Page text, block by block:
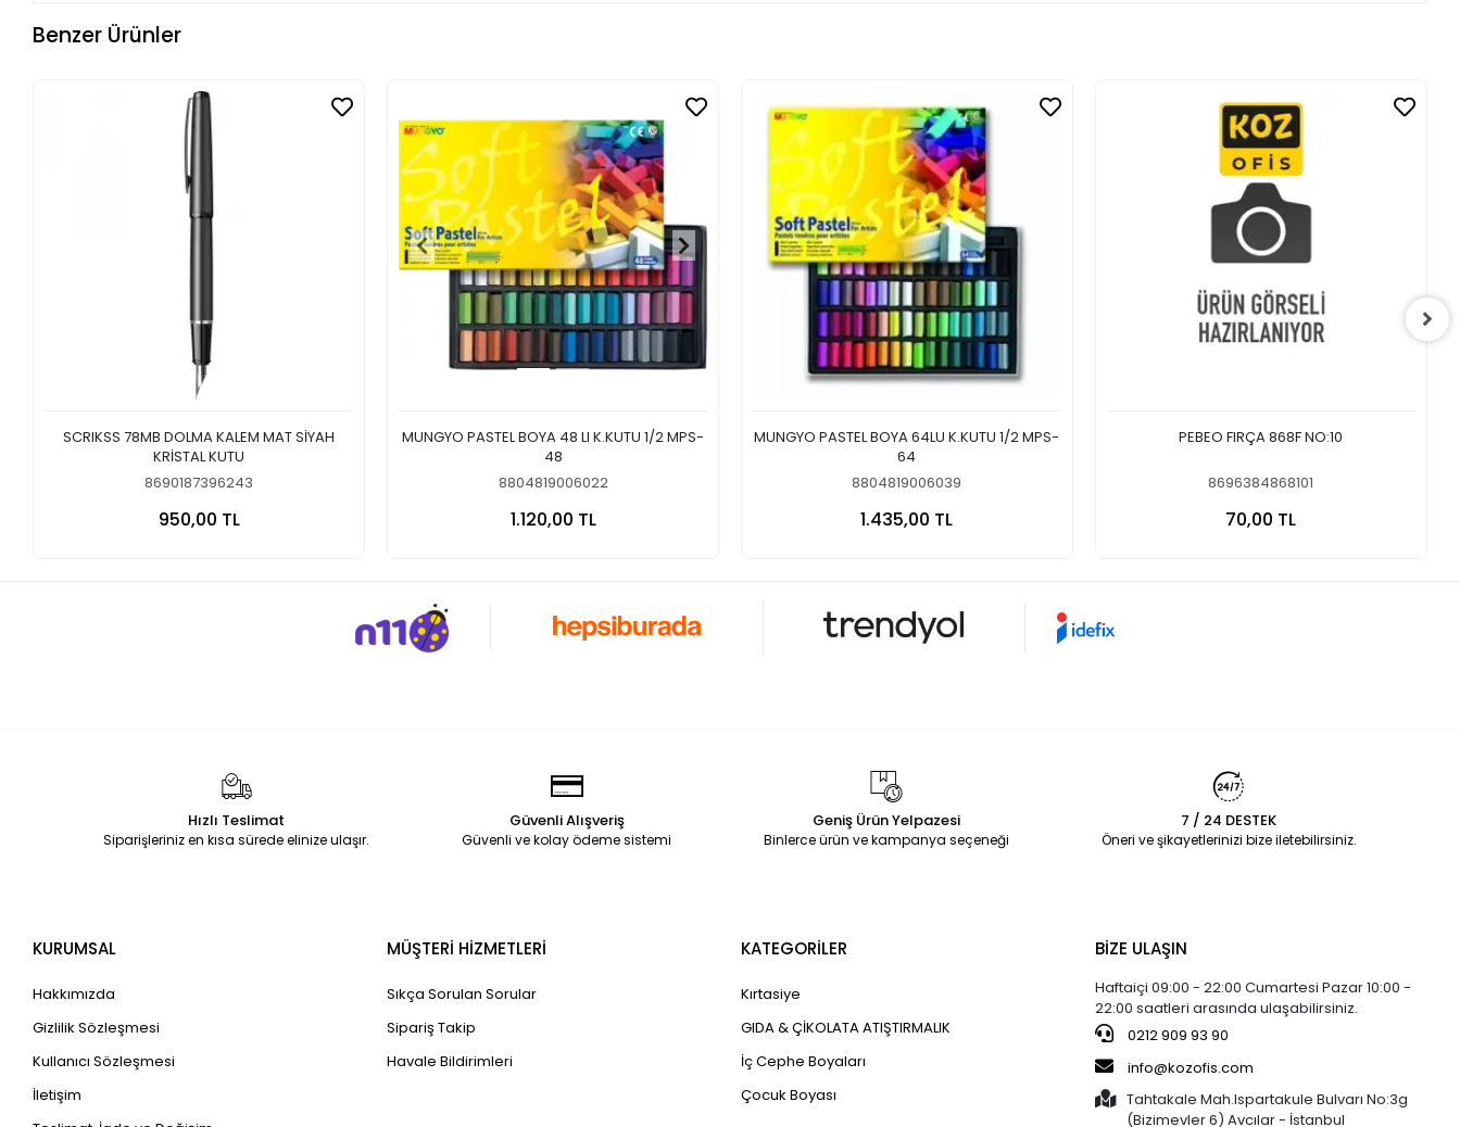
Benzer Ürünler
SCRIKSS 78MB DOLMA KALEM MAT SİYAH
KRİSTAL KUTU
8690187396243
950,00 TL
MUNGYO PASTEL BOYA 48 LI K.KUTU 1/2 MPS-
48
8804819006022
1.120,00 TL
MUNGYO PASTEL BOYA 64LU K.KUTU 1/2 MPS-
64
8804819006039
1.435,00 TL
PEBEO FIRÇA 868F NO:10
8696384868101
70,00 TL
Hızlı Teslimat
Siparişleriniz en kısa sürede elinize ulaşır.
Güvenli Alışveriş
Güvenli ve kolay ödeme sistemi
Geniş Ürün Yelpazesi
Binlerce ürün ve kampanya seçeneği
7 / 24 DESTEK
Öneri ve şikayetlerinizi bize iletebilirsiniz.
KURUMSAL
Hakkımızda
Gizlilik Sözleşmesi
Kullanıcı Sözleşmesi
İletişim
MÜŞTERİ HİZMETLERİ
Sıkça Sorulan Sorular
Sipariş Takip
Havale Bildirimleri
KATEGORİLER
Kırtasiye
GIDA & ÇİKOLATA ATIŞTIRMALIK
İç Cephe Boyaları
Çocuk Boyası
BİZE ULAŞIN
Haftaiçi 09:00 - 22:00 Cumartesi Pazar 10:00 -
22:00 saatleri arasında ulaşabilirsiniz.
0212 909 93 90
info@kozofis.com
Tahtakale Mah.Ispartakule Bulvarı No:3g
(Bizimevler 6) Avcılar - İstanbul